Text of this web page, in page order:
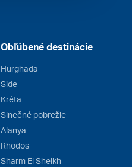
Obľúbené destinácie
Hurghada
Side
Kréta
Slnečné pobrežie
Alanya
Rhodos
Sharm El Sheikh